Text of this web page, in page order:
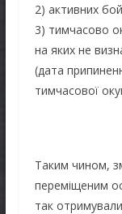
2) активних
3) тимчасово
на яких не
(дата
тимчасової
Таким чином,
переміщеним
так